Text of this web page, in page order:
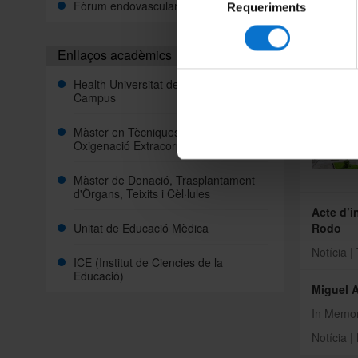
de
consentiment
Requeriments
Fòrum endovascular
Enllaços acadèmics
Health Universitat de Barcelona
Campus
Màster en Tècniques de Perfusió i
Oxigenació Extracorpòrea
Màster de Donació, Trasplantament
d'Òrgans, Teixits i Cèl·lules
Unitat de Educació Mèdica
ICE (Institut de Ciencies de la
Educació)
Acte
Rodo
Notícia |
Miguel
In
Notícia |